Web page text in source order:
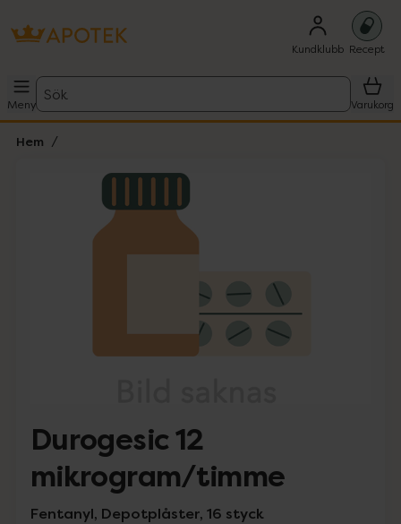
Kundklubb Recept
Meny
Sök
Varukorg
Hem
Lista: . Innehåller 1 objekt.
Durogesic 12
mikrogram/timme
Fentanyl, Depotplåster, 16 styck